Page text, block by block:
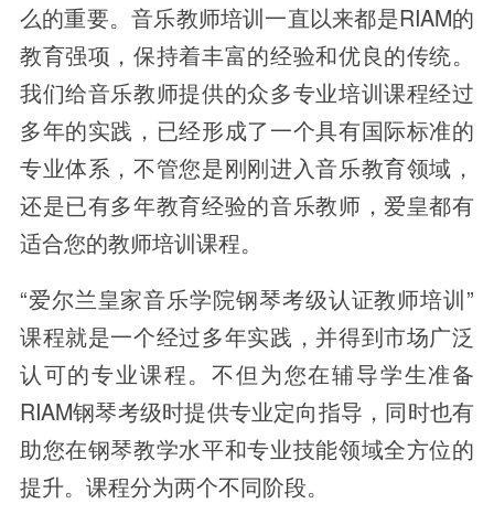
么的重要。音乐教师培训一直以来都是RIAM的
教育强项，保持着丰富的经验和优良的传统。
我们给音乐教师提供的众多专业培训课程经过
多年的实践，已经形成了一个具有国际标准的
专业体系，不管您是刚刚进入音乐教育领域，
还是已有多年教育经验的音乐教师，爱皇都有
适合您的教师培训课程。
“爱尔兰皇家音乐学院钢琴考级认证教师培训”
课程就是一个经过多年实践，并得到市场广泛
认可的专业课程。不但为您在辅导学生准备
RIAM钢琴考级时提供专业定向指导，同时也有
助您在钢琴教学水平和专业技能领域全方位的
提升。课程分为两个不同阶段。